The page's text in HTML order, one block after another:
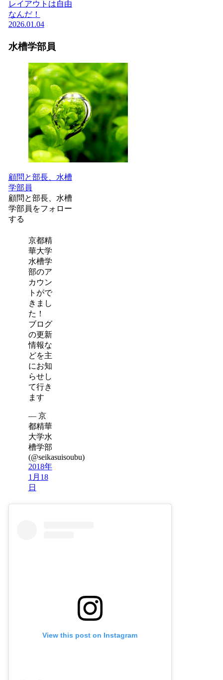
レイアウトは自由
なんだ！
2026.01.04
水槽学部員
顧問と部長、水槽
学部員
顧問と部長、水槽
学部員をフォロー
する
京都精
華大学
水槽学
部のア
カウン
トがで
きまし
た！
ブログ
の更新
情報な
どを主
にお知
らせし
て行き
ます
— 京
都精華
大学水
槽学部
(@seikasuisoubu)
2018年
1月18
日
View this post on Instagram